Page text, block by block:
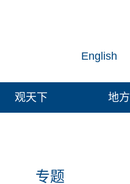
English
观天下 地方
专题